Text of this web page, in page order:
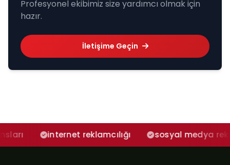
Profesyonel ekibimiz size yardımcı olmak için
hazır.
İletişime Geçin
internet reklamcılığı sosyal medya reklam ajansı